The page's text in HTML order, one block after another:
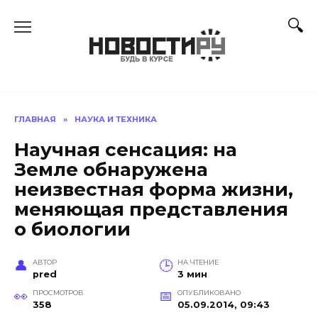
ГЛАВНАЯ » НАУКА И ТЕХНИКА
Научная сенсация: на
Земле обнаружена
неизвестная форма жизни,
меняющая представления
о биологии
АВТОР
pred
НА ЧТЕНИЕ
3 мин
ПРОСМОТРОВ
358
ОПУБЛИКОВАНО
05.09.2014, 09:43